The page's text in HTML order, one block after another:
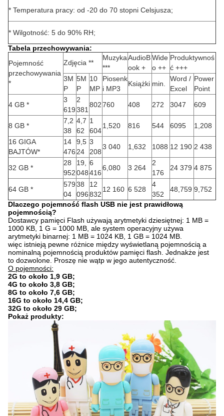
* Temperatura pracy: od -20 do 70 stopni Celsjusza;
* Wilgotność: 5 do 90% RH;
Tabela przechowywania:
Pojemność
przechowywania
*
Zdjęcia **
Muzyka
***
AudioB
ook +
Wide
o ++
Produktywnoś
ć +++
3M
P
5M
P
10
MP
Piosenk
i MP3
Książki min.
Word /
Excel
Power
Point
4 GB *
3
619
2
381
802760 408 272 3047 609
8 GB *
7,2
38
4,7
62
1
604
1,520 816 544 6095
1,208
16 GIGA
BAJTÓW*
14
476
9,5
24
3
208
3 040 1,632 1088 12 190 2 438
32 GB *
28
952
19,
048
6
416
6,080 3 264
2
176
24 379 4 875
64 GB *
579
04
38
096
12
832
12 160 6 528
4
352
48,759 9,752
Dlaczego pojemność flash USB nie jest prawidłową
pojemnością?
Dostawcy pamięci Flash używają arytmetyki dziesiętnej: 1 MB =
1000 KB, 1 G = 1000 MB, ale system operacyjny używa
arytmetyki binarnej: 1 MB = 1024 KB, 1 GB = 1024 MB.
więc istnieją pewne różnice między wyświetlaną pojemnością a
nominalną pojemnością produktów pamięci flash. Jednakże jest
to dozwolone. Proszę nie wątp w jego autentyczność.
O pojemności:
2G to około 1,9 GB;
4G to około 3,8 GB;
8G to około 7,6 GB;
16G to około 14,4 GB;
32G to około 29 GB;
Pokaż produkty: